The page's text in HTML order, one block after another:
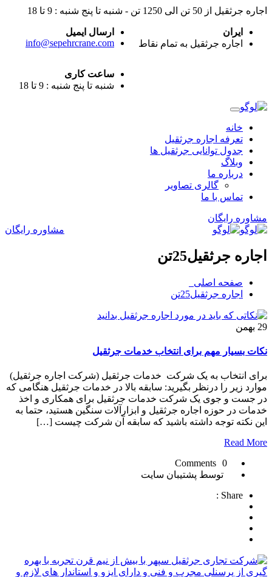
اجاره جرثقیل از 50 تن الی 1250 تن - شنبه تا پنج شنبه : 9 تا 18
ایران
اجاره جرثقیل به تمام نقاط
ارسال ایمیل
info@sepehrcrane.com
ساعت کاری
شنبه تا پنج شنبه : 9 تا 18
خانه
تعرفه اجاره جرثقیل
جدول توانایی جرثقیل ها
وبلاگ
درباره ما
گالری تصاویر
تماس با ما
مشاوره رایگان
مشاوره رایگان
اجاره جرثقيل25تن
صفحه اصلی
اجاره جرثقيل25تن
29 بهمن
نکات بسیار مهم برای انتخاب خدمات جرثقیل
برای انتخاب به یک شرکت خدمات جرثقیل (شرکت اجاره جرثقیل)
موارد زیر را درنظر بگیرید: سابقه بالا در خدمات جرثقیل هنگامی که
در جست و جوی یک شرکت خدمات جرثقیل برای همکاری و اخذ
خدمات در حوزه اجاره جرثقیل و ابزارآلات سنگین هستید، حتما به
این نکته توجه داشته باشید که سابقه آن شرکت چیست […]
Read More
0 Comments
توسط پشتیبان سایت
Share :